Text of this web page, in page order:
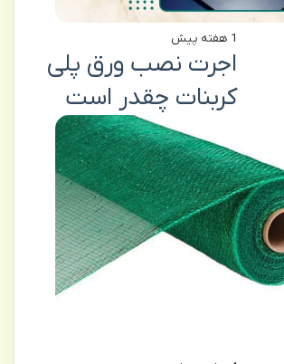
1 هفته پیش
اجرت نصب ورق پلی
کربنات چقدر است